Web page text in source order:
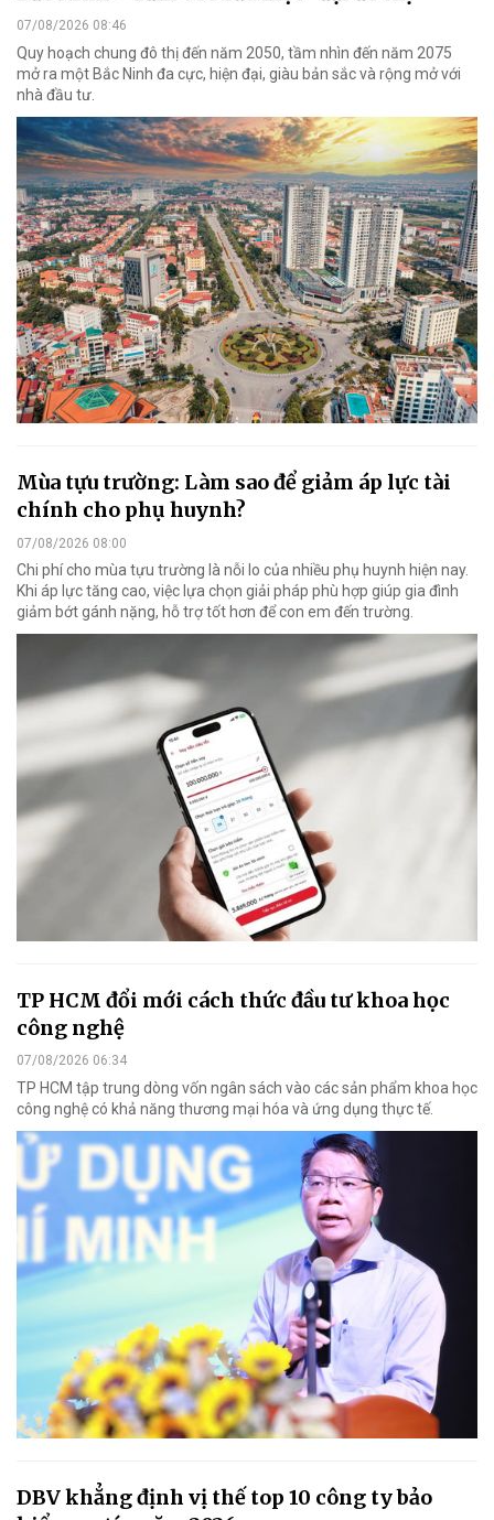
07/08/2026 08:46
Quy hoạch chung đô thị đến năm 2050, tầm nhìn đến năm 2075
mở ra một Bắc Ninh đa cực, hiện đại, giàu bản sắc và rộng mở với
nhà đầu tư.
Mùa tựu trường: Làm sao để giảm áp lực tài
chính cho phụ huynh?
07/08/2026 08:00
Chi phí cho mùa tựu trường là nỗi lo của nhiều phụ huynh hiện nay.
Khi áp lực tăng cao, việc lựa chọn giải pháp phù hợp giúp gia đình
giảm bớt gánh nặng, hỗ trợ tốt hơn để con em đến trường.
TP HCM đổi mới cách thức đầu tư khoa học
công nghệ
07/08/2026 06:34
TP HCM tập trung dòng vốn ngân sách vào các sản phẩm khoa học
công nghệ có khả năng thương mại hóa và ứng dụng thực tế.
DBV khẳng định vị thế top 10 công ty bảo